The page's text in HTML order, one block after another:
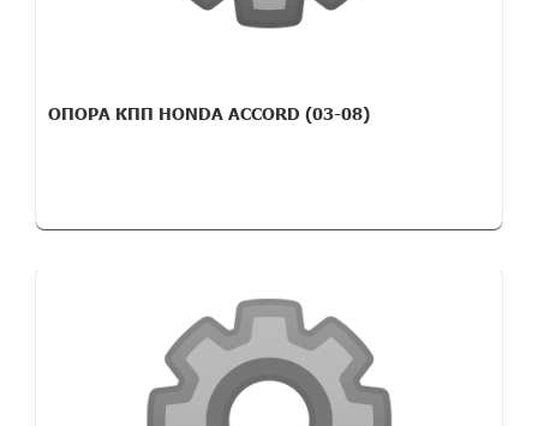
ОПОРА КПП HONDA ACCORD (03-08)